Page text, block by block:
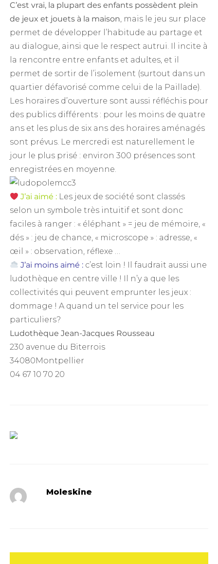
C’est vrai, la plupart des enfants possèdent plein
de jeux et jouets à la maison, mais le jeu sur place
permet de développer l’habitude au partage et
au dialogue, ainsi que le respect autrui. Il incite à
la rencontre entre enfants et adultes, et il
permet de sortir de l’isolement (surtout dans un
quartier défavorisé comme celui de la Paillade).
Les horaires d’ouverture sont aussi réfléchis pour
des publics différents : pour les moins de quatre
ans et les plus de six ans des horaires aménagés
sont prévus. Le mercredi est naturellement le
jour le plus prisé : environ 300 présences sont
enregistrées en moyenne.
J’ai aimé : Les jeux de société sont classés
selon un symbole très intuitif et sont donc
faciles à ranger : « éléphant » = jeu de mémoire, «
dés » : jeu de chance, « microscope » : adresse, «
œil » : observation, réflexe …
J’ai moins aimé : c’est loin ! Il faudrait aussi une
ludothèque en centre ville ! Il n’y a que les
collectivités qui peuvent emprunter les jeux :
dommage ! A quand un tel service pour les
particuliers?
Ludothèque Jean-Jacques Rousseau
230 avenue du Biterrois
34080Montpellier
04 67 10 70 20
Moleskine